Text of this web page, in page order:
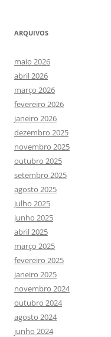
ARQUIVOS
maio 2026
abril 2026
março 2026
fevereiro 2026
janeiro 2026
dezembro 2025
novembro 2025
outubro 2025
setembro 2025
agosto 2025
julho 2025
junho 2025
abril 2025
março 2025
fevereiro 2025
janeiro 2025
novembro 2024
outubro 2024
agosto 2024
junho 2024